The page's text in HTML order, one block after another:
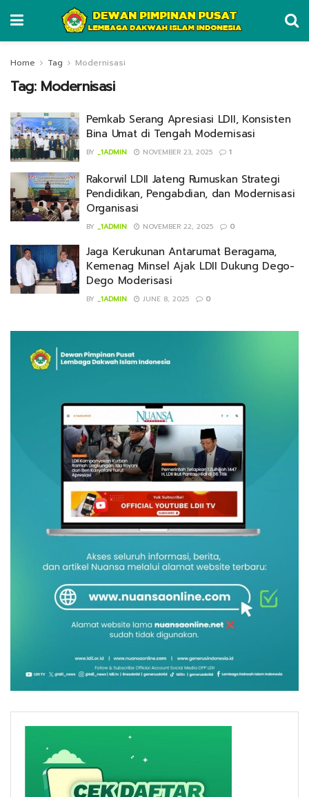
Home Tag Modernisasi
Tag: Modernisasi
Pemkab Serang Apresiasi LDII, Konsisten
Bina Umat di Tengah Modernisasi
BY _1ADMIN NOVEMBER 23, 2025 1
Rakorwil LDII Jateng Rumuskan Strategi
Pendidikan, Pengabdian, dan Modernisasi
Organisasi
BY _1ADMIN NOVEMBER 22, 2025 0
Jaga Kerukunan Antarumat Beragama,
Kemenag Minsel Ajak LDII Dukung Dego-
Dego Moderisasi
BY _1ADMIN JUNE 8, 2025 0